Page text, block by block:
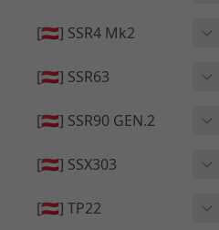
🟦 主體 ⧸ 彈匣
[🇦🇹] SSR4 Mk2
🟦 主體 ⧸ 彈匣
[🇦🇹] SSR63
🆙 升級 ⧸ 部件
[🇦🇹] SSR90 GEN.2
🆙 升級 ⧸ 部件
[🇦🇹] SSX303
🔄 原廠 ⧸ 零件
[🇦🇹] TP22